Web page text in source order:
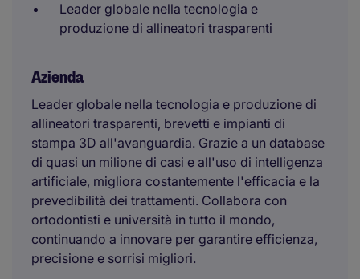
Leader globale nella tecnologia e
produzione di allineatori trasparenti
Azienda
Leader globale nella tecnologia e produzione di
allineatori trasparenti, brevetti e impianti di
stampa 3D all'avanguardia. Grazie a un database
di quasi un milione di casi e all'uso di intelligenza
artificiale, migliora costantemente l'efficacia e la
prevedibilità dei trattamenti. Collabora con
ortodontisti e università in tutto il mondo,
continuando a innovare per garantire efficienza,
precisione e sorrisi migliori.